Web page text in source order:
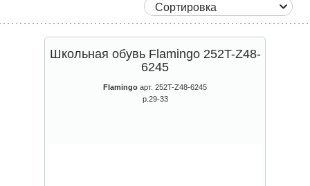
Школьная обувь Flamingo 252T-Z48-
6245
Flamingo арт. 252T-Z48-6245
р.29-33